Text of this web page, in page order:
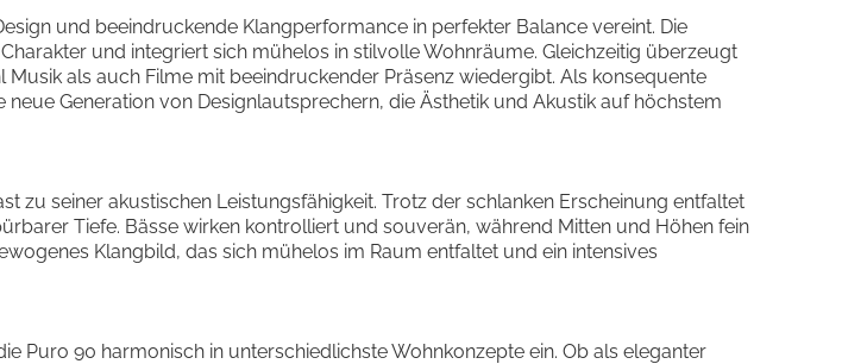
und beeindruckende Klangperformance in perfekter Balance vereint. Die
und integriert sich mühelos in stilvolle Wohnräume. Gleichzeitig überzeugt
als auch Filme mit beeindruckender Präsenz wiedergibt. Als konsequente
Generation von Designlautsprechern, die Ästhetik und Akustik auf höchstem
zu seiner akustischen Leistungsfähigkeit. Trotz der schlanken Erscheinung entfaltet
Tiefe. Bässe wirken kontrolliert und souverän, während Mitten und Höhen fein
Klangbild, das sich mühelos im Raum entfaltet und ein intensives
Puro 90 harmonisch in unterschiedlichste Wohnkonzepte ein. Ob als eleganter